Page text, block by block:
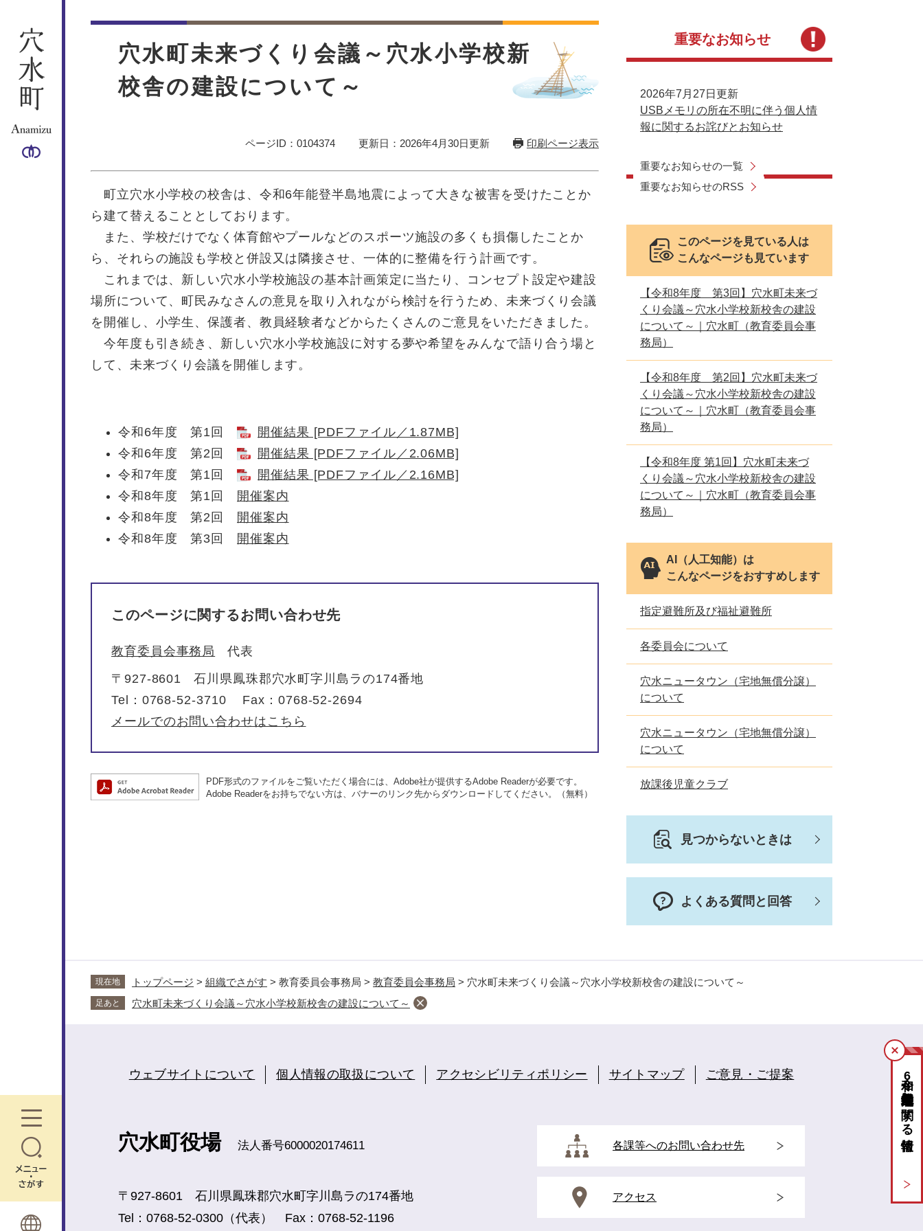
本
穴水町未来づくり会議～穴水小学校新
校舎の建設について～
ページID：0104374 更新日：2026年4月30日更新 印刷ページ表示
町立穴水小学校の校舎は、令和6年能登半島地震によって大きな被害を受けたことか
ら建て替えることとしております。
また、学校だけでなく体育館やプールなどのスポーツ施設の多くも損傷したことか
ら、それらの施設も学校と併設又は隣接させ、一体的に整備を行う計画です。
これまでは、新しい穴水小学校施設の基本計画策定に当たり、コンセプト設定や建設
場所について、町民みなさんの意見を取り入れながら検討を行うため、未来づくり会議
を開催し、小学生、保護者、教員経験者などからたくさんのご意見をいただきました。
今年度も引き続き、新しい穴水小学校施設に対する夢や希望をみんなで語り合う場と
して、未来づくり会議を開催します。
令和6年度 第1回
開催結果 [PDFファイル／1.87MB]
令和6年度 第2回
開催結果 [PDFファイル／2.06MB]
令和7年度 第1回
開催結果 [PDFファイル／2.16MB]
令和8年度 第1回 開催案内
令和8年度 第2回 開催案内
令和8年度 第3回 開催案内
このページに関するお問い合わせ先
教育委員会事務局
代表
〒927-8601
石川県鳳珠郡穴水町字川島ラの174番地
Tel：0768-52-3710
Fax：0768-52-2694
メールでのお問い合わせはこちら
PDF形式のファイルをご覧いただく場合には、Adobe社が提供するAdobe Readerが必要です。
Adobe Readerをお持ちでない方は、バナーのリンク先からダウンロードしてください。（無料）
重要なお知らせ
2026年7月27日更新
USBメモリの所在不明に伴う個人情
報に関するお詫びとお知らせ
重要なお知らせの一覧
重要なお知らせのRSS
このページを見ている人は
こんなページも見ています
【令和8年度 第3回】穴水町未来づ
くり会議～穴水小学校新校舎の建設
について～｜穴水町（教育委員会事
務局）
【令和8年度 第2回】穴水町未来づ
くり会議～穴水小学校新校舎の建設
について～｜穴水町（教育委員会事
務局）
【令和8年度 第1回】穴水町未来づ
くり会議～穴水小学校新校舎の建設
について～｜穴水町（教育委員会事
務局）
AI（人工知能）は
こんなページをおすすめします
指定避難所及び福祉避難所
各委員会について
穴水ニュータウン（宅地無償分譲）
について
穴水ニュータウン（宅地無償分譲）
について
放課後児童クラブ
見つからないときは
よくある質問と回答
現在地 トップページ > 組織でさがす > 教育委員会事務局 > 教育委員会事務局 > 穴水町未来づくり会議～穴水小学校新校舎の建設について～
足あと 穴水町未来づくり会議～穴水小学校新校舎の建設について～
ウェブサイトについて 個人情報の取扱について アクセシビリティポリシー サイトマップ ご意見・ご提案
穴水町役場 法人番号6000020174611
〒927-8601 石川県鳳珠郡穴水町字川島ラの174番地
Tel：0768-52-0300（代表） Fax：0768-52-1196
各課等へのお問い合わせ先
アクセス
閉
6
能登半島地震に関する情報